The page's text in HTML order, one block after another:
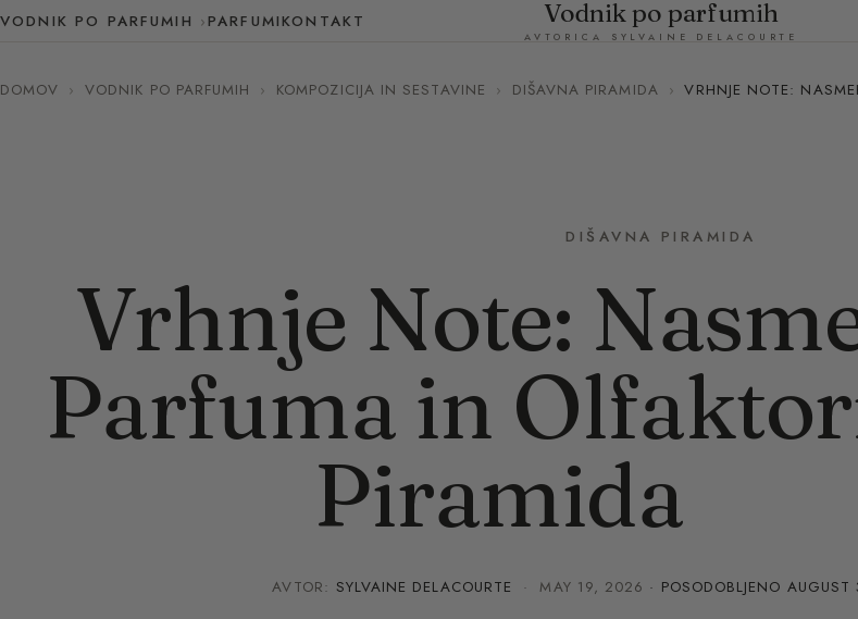
VODNIK PO PARFUMIH PARFUMIKONTAKT Vodnik po parfumih
AVTORICA SYLVAINE DELACOURTE
DOMOV › VODNIK PO PARFUMIH › KOMPOZICIJA IN SESTAVINE › DIŠAVNA PIRAMIDA › VRHNJE NOTE:
DIŠAVNA PIRAMIDA
Vrhnje Note:
Parfuma in
Piramida
AVTOR: SYLVAINE DELACOURTE ·MAY 19, 2026 · POSODOBLJENO